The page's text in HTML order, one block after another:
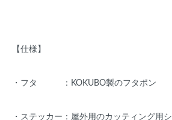
【仕様】
・フタ ：KOKUBO製のフタポン
・ステッカー：屋外用のカッティング用